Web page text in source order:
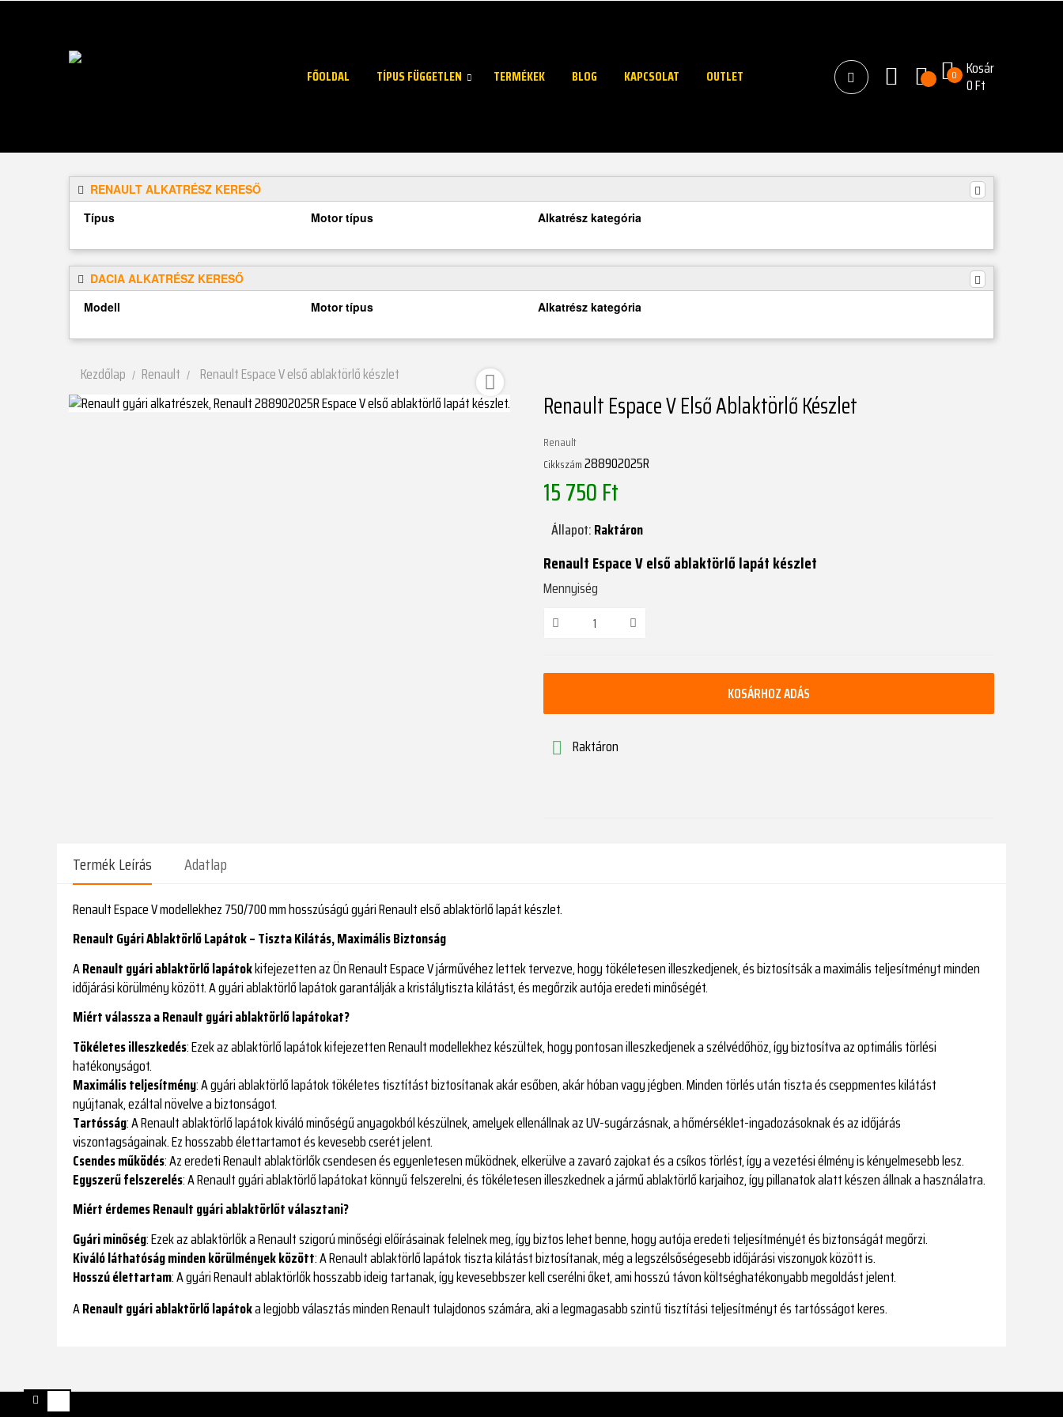
FŐOLDAL TÍPUS FÜGGETLEN TERMÉKEK BLOG KAPCSOLAT OUTLET 0 Kosár
0 Ft
RENAULT ALKATRÉSZ KERESŐ
Típus
Motor típus Alkatrész kategória
DACIA ALKATRÉSZ KERESŐ
Modell
Motor típus Alkatrész kategória
Kezdőlap Renault Renault Espace V első ablaktörlő készlet 
Renault Espace V Első Ablaktörlő Készlet
Renault
Cikkszám288902025R
15 750 Ft
Állapot:Raktáron
Renault Espace V első ablaktörlő lapát készlet
Mennyiség
KOSÁRHOZ ADÁS
 Raktáron
Termék Leírás Adatlap
Renault Espace V modellekhez 750/700 mm hosszúságú gyári Renault első ablaktörlő lapát készlet.
Renault Gyári Ablaktörlő Lapátok – Tiszta Kilátás, Maximális Biztonság
ARenault gyári ablaktörlő lapátokkifejezetten az Ön Renault Espace V járművéhez lettek tervezve, hogy tökéletesen illeszkedjenek, és biztosítsák a maximális teljesítményt minden
időjárási körülmény között. A gyári ablaktörlő lapátok garantálják a kristálytiszta kilátást, és megőrzik autója eredeti minőségét.
Miért válassza a Renault gyári ablaktörlő lapátokat?
Tökéletes illeszkedés: Ezek az ablaktörlő lapátok kifejezetten Renault modellekhez készültek, hogy pontosan illeszkedjenek a szélvédőhöz, így biztosítva az optimális törlési
hatékonyságot.
Maximális teljesítmény: A gyári ablaktörlő lapátok tökéletes tisztítást biztosítanak akár esőben, akár hóban vagy jégben. Minden törlés után tiszta és cseppmentes kilátást
nyújtanak, ezáltal növelve a biztonságot.
Tartósság: A Renault ablaktörlő lapátok kiváló minőségű anyagokból készülnek, amelyek ellenállnak az UV-sugárzásnak, a hőmérséklet-ingadozásoknak és az időjárás
viszontagságainak. Ez hosszabb élettartamot és kevesebb cserét jelent.
Csendes működés: Az eredeti Renault ablaktörlők csendesen és egyenletesen működnek, elkerülve a zavaró zajokat és a csíkos törlést, így a vezetési élmény is kényelmesebb lesz.
Egyszerű felszerelés: A Renault gyári ablaktörlő lapátokat könnyű felszerelni, és tökéletesen illeszkednek a jármű ablaktörlő karjaihoz, így pillanatok alatt készen állnak a használatra.
Miért érdemes Renault gyári ablaktörlőt választani?
Gyári minőség: Ezek az ablaktörlők a Renault szigorú minőségi előírásainak felelnek meg, így biztos lehet benne, hogy autója eredeti teljesítményét és biztonságát megőrzi.
Kiváló láthatóság minden körülmények között: A Renault ablaktörlő lapátok tiszta kilátást biztosítanak, még a legszélsőségesebb időjárási viszonyok között is.
Hosszú élettartam: A gyári Renault ablaktörlők hosszabb ideig tartanak, így kevesebbszer kell cserélni őket, ami hosszú távon költséghatékonyabb megoldást jelent.
ARenault gyári ablaktörlő lapátoka legjobb választás minden Renault tulajdonos számára, aki a legmagasabb szintű tisztítási teljesítményt és tartósságot keres.